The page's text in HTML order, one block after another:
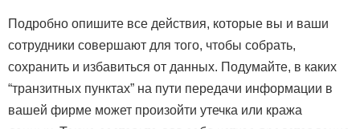
Подробно опишите все действия, которые вы и ваши
сотрудники совершают для того, чтобы собрать,
сохранить и избавиться от данных. Подумайте, в каких
“транзитных пунктах” на пути передачи информации в
вашей фирме может произойти утечка или кража